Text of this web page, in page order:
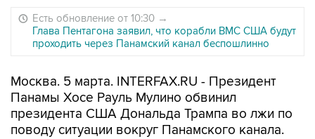
Есть обновление от 10:30 →
Глава Пентагона заявил, что корабли ВМС США будут
проходить через Панамский канал беспошлинно
Москва. 5 марта. INTERFAX.RU - Президент
Панамы Хосе Рауль Мулино обвинил
президента США Дональда Трампа во лжи по
поводу ситуации вокруг Панамского канала.